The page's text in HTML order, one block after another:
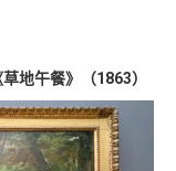
地午餐》（1863）